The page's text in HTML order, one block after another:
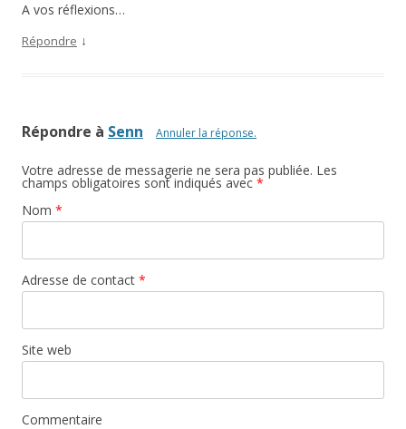
A vos réflexions…
Répondre ↓
Répondre à Senn Annuler la réponse.
Votre adresse de messagerie ne sera pas publiée. Les
champs obligatoires sont indiqués avec *
Nom *
Adresse de contact *
Site web
Commentaire